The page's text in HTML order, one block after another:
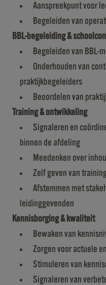
Aanspreekpunt voor
Begeleiden van
BBL-begeleiding &
Begeleiden van BBL-
Onderhouden van
praktijkbegeleiders
Beoordelen van
Training & ontwikkeling
Signaleren en
binnen de afdeling
Meedenken over
Zelf geven van
Afstemmen met
leidinggevenden
Kennisborging & kwaliteit
Bewaken van
Zorgen voor actuele
Stimuleren van
Signaleren van